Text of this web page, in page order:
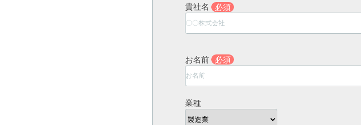
貴社名 必須
お名前 必須
業種